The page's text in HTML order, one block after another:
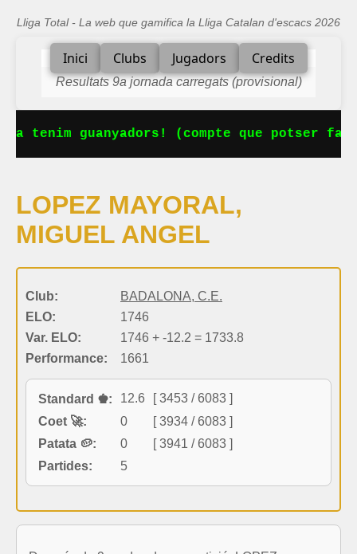
Lliga Total - La web que gamifica la Lliga Catalan d'escacs 2026
Inici Clubs Jugadors Credits
Resultats 9a jornada carregats (provisional)
tenim guanyadors! (compte que potser
LOPEZ MAYORAL,
MIGUEL ANGEL
Club:
BADALONA, C.E.
ELO:
1746
Var. ELO:
1746 + -12.2 = 1733.8
Performance:
1661
Standard ♚: 12.6
[ 3453 / 6083 ]
Coet 🚀:
0
[ 3934 / 6083 ]
Patata 🥔:
0
[ 3941 / 6083 ]
Partides:
5